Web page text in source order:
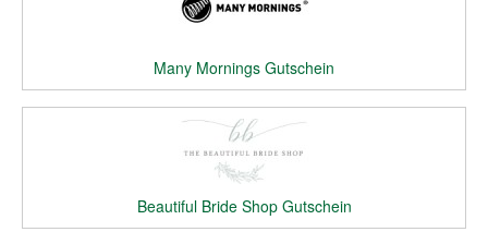
Many Mornings Gutschein
Beautiful Bride Shop Gutschein